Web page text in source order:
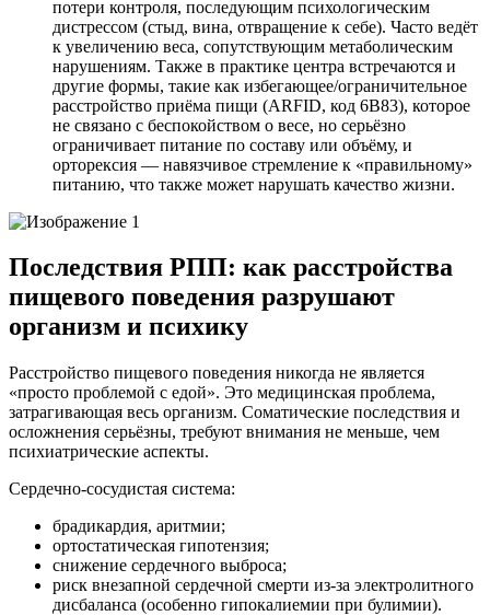
потери контроля, последующим психологическим
дистрессом (стыд, вина, отвращение к себе). Часто ведёт
к увеличению веса, сопутствующим метаболическим
нарушениям. Также в практике центра встречаются и
другие формы, такие как избегающее/ограничительное
расстройство приёма пищи (ARFID, код 6B83), которое
не связано с беспокойством о весе, но серьёзно
ограничивает питание по составу или объёму, и
орторексия — навязчивое стремление к «правильному»
питанию, что также может нарушать качество жизни.
Последствия РПП: как расстройства
пищевого поведения разрушают
организм и психику
Расстройство пищевого поведения никогда не является
«просто проблемой с едой». Это медицинская проблема,
затрагивающая весь организм. Соматические последствия и
осложнения серьёзны, требуют внимания не меньше, чем
психиатрические аспекты.
Сердечно-сосудистая система:
брадикардия, аритмии;
ортостатическая гипотензия;
снижение сердечного выброса;
риск внезапной сердечной смерти из-за электролитного
дисбаланса (особенно гипокалиемии при булимии).